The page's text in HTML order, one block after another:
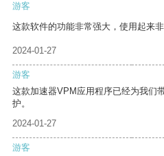
游客
这款软件的功能非常强大，使用起来非
2024-01-27
游客
这款加速器VPM应用程序已经为我们
护。
2024-01-27
游客